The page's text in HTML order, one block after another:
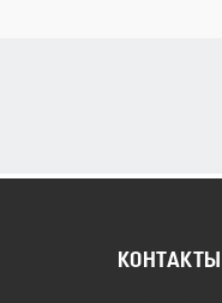
КОНТАКТЫ